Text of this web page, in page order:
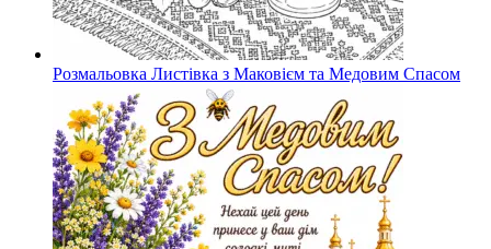
Розмальовка Листівка з Маковієм та Медовим Спасом